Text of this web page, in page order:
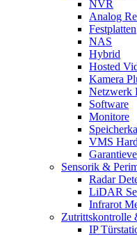
NVR
Analog
Festplatten
NAS
Hybrid
Hosted
Kamera
Netzwerk
Software
Monitore
VMS
Sensorik &
Radar
LiDAR
Infrarot
Zutrittskontrolle
IP